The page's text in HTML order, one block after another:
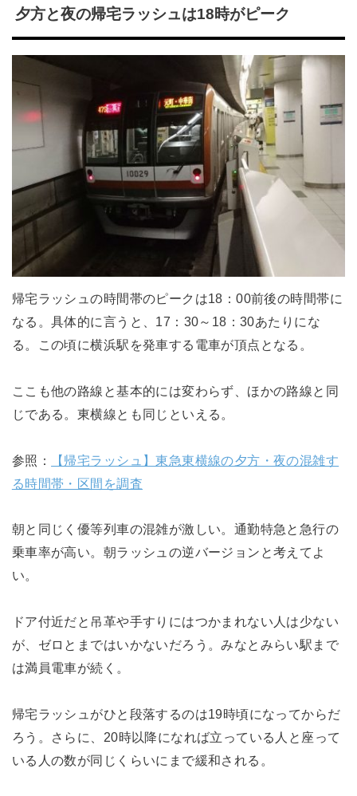
夕方と夜の帰宅ラッシュは18時がピーク
帰宅ラッシュの時間帯のピークは18：00前後の時間帯に
なる。具体的に言うと、17：30～18：30あたりにな
る。この頃に横浜駅を発車する電車が頂点となる。
ここも他の路線と基本的には変わらず、ほかの路線と同
じである。東横線とも同じといえる。
参照：
【帰宅ラッシュ】東急東横線の夕方・夜の混雑す
る時間帯・区間を調査
朝と同じく優等列車の混雑が激しい。通勤特急と急行の
乗車率が高い。朝ラッシュの逆バージョンと考えてよ
い。
ドア付近だと吊革や手すりにはつかまれない人は少ない
が、ゼロとまではいかないだろう。みなとみらい駅まで
は満員電車が続く。
帰宅ラッシュがひと段落するのは19時頃になってからだ
ろう。さらに、20時以降になれば立っている人と座って
いる人の数が同じくらいにまで緩和される。